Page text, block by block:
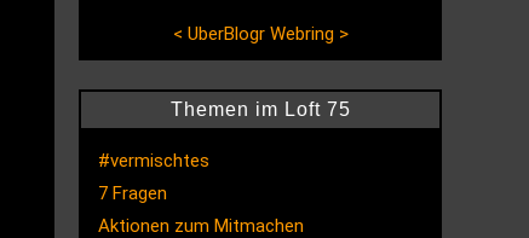
< UberBlogr Webring >
Themen im Loft 75
#vermischtes
7 Fragen
Aktionen zum Mitmachen